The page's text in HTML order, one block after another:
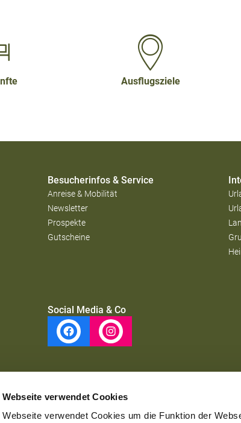
Webseite verwendet Cookies
Webseite verwendet Cookies um die Funktion der
Ausflugsziele
Besucherinfos & Service
Anreise & Mobilität
Newsletter
Prospekte
Gutscheine
Social Media & Co